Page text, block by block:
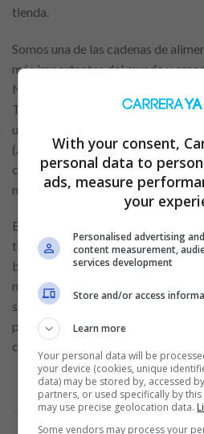
tienda.
Somos una de las cadenas de
más importantes del mundo y
Nuestra historia se remonta a
Theo y Karl Albrecht se
ultramarinos que su familia
(Alemania). Desde nuestros inicios,
cuenta lo importante que es
necesita al mejor precio.
En España abrimos el primer
tenemos más de 400
bienestar de las personas:
nuestro entorno. En nuestra
siempre hay
perfiles profesionales y
crecimiento profesional.
Anuncio
With your consent,
personal data to
ads, measure
your
Personalised advertising
content measurement,
services development
Store and/or access
Learn more
Your personal data will be
your device (cookies, unique
data) may be stored by, accessed
partners, or used specifically by
may use precise geolocation data.
Some vendors may process your